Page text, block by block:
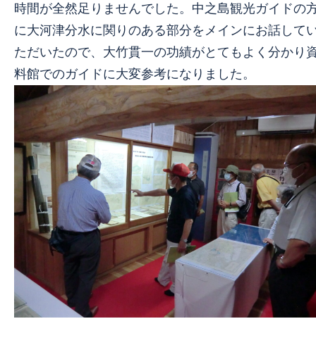
時間が全然足りませんでした。中之島観光ガイドの
に大河津分水に関りのある部分をメインにお話して
ただいたので、大竹貫一の功績がとてもよく分かり
料館でのガイドに大変参考になりました。